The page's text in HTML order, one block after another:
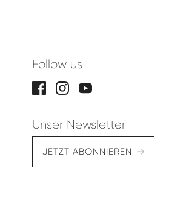
Follow us
Unser Newsletter
JETZT ABONNIEREN